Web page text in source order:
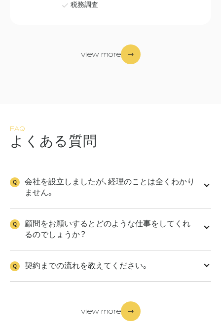
税務調査
view more
FAQ
よ く ある質問
会社を設立しましたが、経理のことは全くわかり
ません。
顧問をお願いするとどのような仕事をしてくれ
るのでしょうか？
契約までの流れを教えてください。
view more